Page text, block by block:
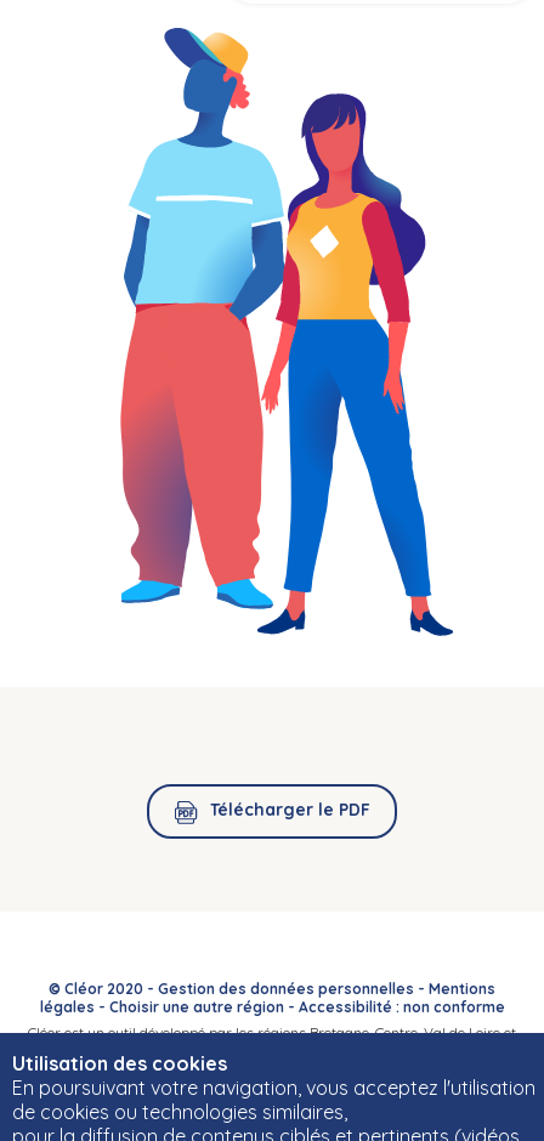
Utilisation des cookies
En poursuivant votre navigation, vous acceptez l'utilisation
de cookies ou technologies similaires,
pour la diffusion de contenus ciblés et pertinents (vidéos,
Télécharger le PDF
© Cléor 2020 - Gestion des données personnelles - Mentions
légales - Choisir une autre région- Accessibilité : non conforme
Cléor est un outil développé par les régions Bretagne, Centre-Val de Loire et